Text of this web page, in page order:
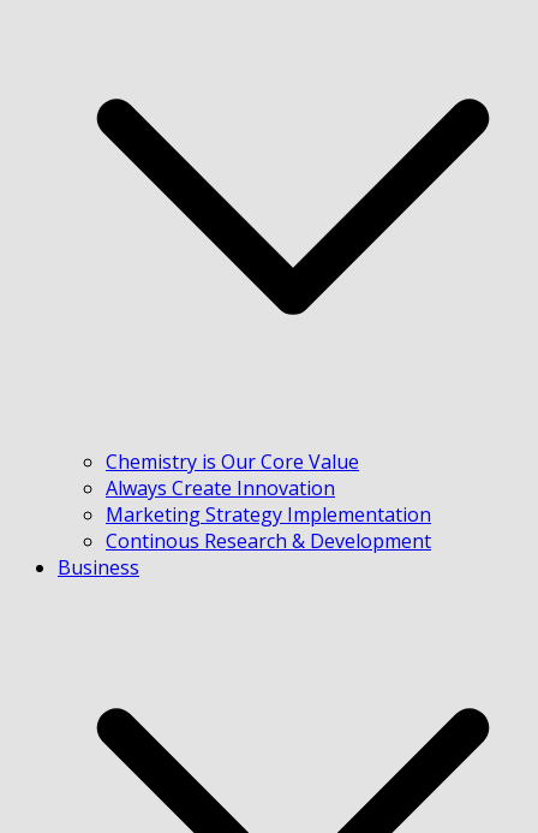
Chemistry is Our Core Value
Always Create Innovation
Marketing Strategy Implementation
Continous Research & Development
Business